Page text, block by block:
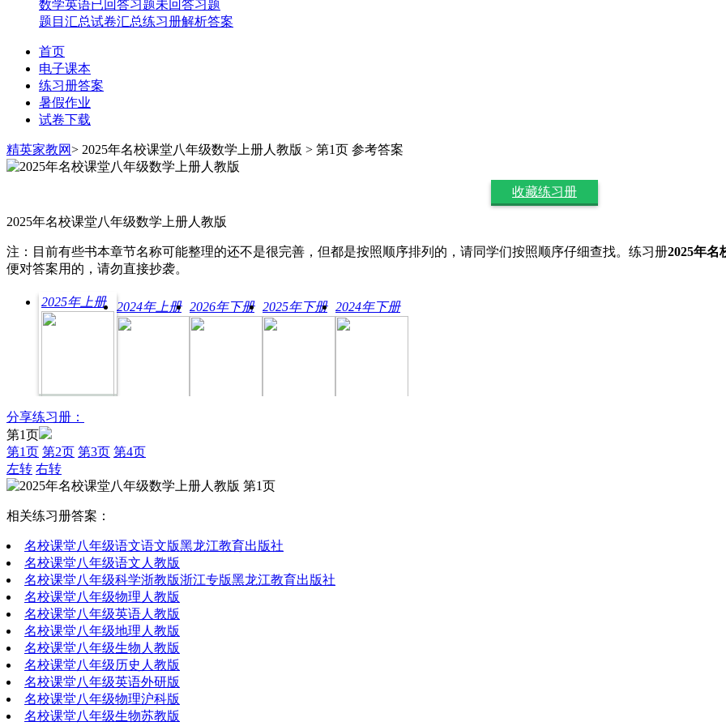
数学英语已回答习题未回答习题
题目汇总试卷汇总练习册解析答案
首页
电子课本
练习册答案
暑假作业
试卷下载
精英家教网> 2025年名校课堂八年级数学上册人教版 > 第1页 参考答案
收藏练习册
2025年名校课堂八年级数学上册人教版
注：目前有些书本章节名称可能整理的还不是很完善，但都是按照顺序排列的，请同学们按照顺序仔细查找。练习册2025年名
便对答案用的，请勿直接抄袭。
2025年上册 2024年上册 2026年下册 2025年下册 2024年下册
分享练习册：
第1页
第1页 第2页 第3页 第4页
左转 右转
相关练习册答案：
名校课堂八年级语文语文版黑龙江教育出版社
名校课堂八年级语文人教版
名校课堂八年级科学浙教版浙江专版黑龙江教育出版社
名校课堂八年级物理人教版
名校课堂八年级英语人教版
名校课堂八年级地理人教版
名校课堂八年级生物人教版
名校课堂八年级历史人教版
名校课堂八年级英语外研版
名校课堂八年级物理沪科版
名校课堂八年级生物苏教版